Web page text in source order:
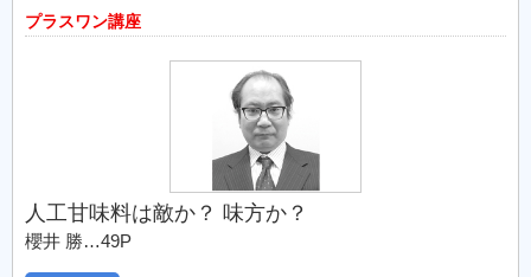
プラスワン講座
人工甘味料は敵か？ 味方か？
櫻井 勝…49P